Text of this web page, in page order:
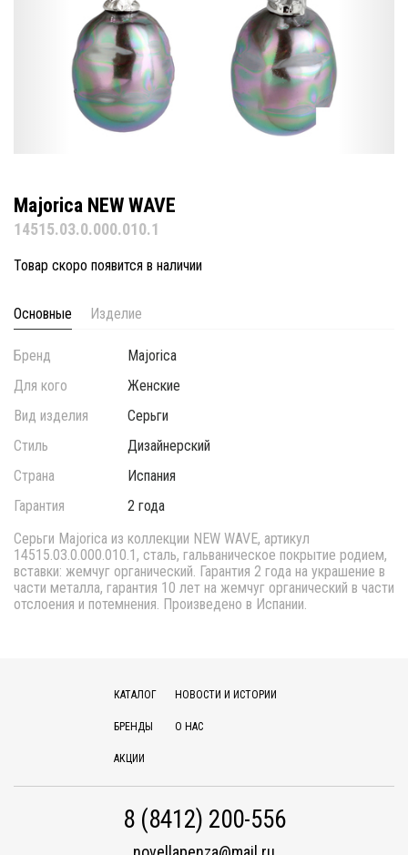
Majorica NEW WAVE
14515.03.0.000.010.1
Товар скоро появится в наличии
Основные Изделие
Бренд
Majorica
Для кого
Женские
Вид изделия
Серьги
Стиль
Дизайнерский
Страна
Испания
Гарантия
2 года
Серьги Majorica из коллекции NEW WAVE, артикул
14515.03.0.000.010.1, сталь, гальваническое покрытие родием,
вставки: жемчуг органический. Гарантия 2 года на украшение в
части металла, гарантия 10 лет на жемчуг органический в части
отслоения и потемнения. Произведено в Испании.
КАТАЛОГ
БРЕНДЫ
АКЦИИ
НОВОСТИ И ИСТОРИИ
О НАС
8 (8412) 200-556